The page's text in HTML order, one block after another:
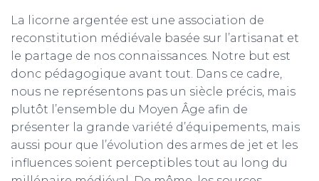
La licorne argentée est une association de
reconstitution médiévale basée sur l’artisanat et
le partage de nos connaissances. Notre but est
donc pédagogique avant tout. Dans ce cadre,
nous ne représentons pas un siècle précis, mais
plutôt l’ensemble du Moyen Âge afin de
présenter la grande variété d’équipements, mais
aussi pour que l’évolution des armes de jet et les
influences soient perceptibles tout au long du